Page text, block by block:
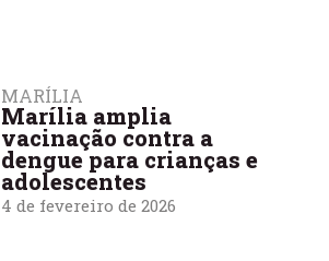
MARÍLIA
Marília amplia
vacinação contra a
dengue para crianças e
adolescentes
4 de fevereiro de 2026